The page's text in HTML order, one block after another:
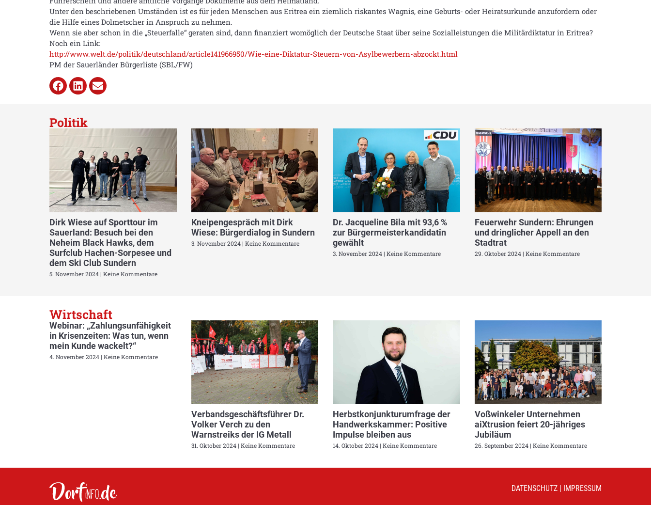
Unter den beschriebenen Umständen ist es für jeden Menschen aus Eritrea ein ziemlich riskantes Wagnis, eine Geburts- oder Heiratsurkunde anzufordern oder
die Hilfe eines Dolmetscher in Anspruch zu nehmen.
Wenn sie aber schon in die „Steuerfalle“ geraten sind, dann finanziert womöglich der Deutsche Staat über seine Sozialleistungen die Militärdiktatur in Eritrea?
Noch ein Link:
http://www.welt.de/politik/deutschland/article141966950/Wie-eine-Diktatur-Steuern-von-Asylbewerbern-abzockt.html
PM der Sauerländer Bürgerliste (SBL/FW)
Politik
Dirk Wiese auf Sporttour im
Sauerland: Besuch bei den
Neheim Black Hawks, dem
Surfclub Hachen-Sorpesee und
dem Ski Club Sundern
5. November 2024 Keine Kommentare
Kneipengespräch mit Dirk
Wiese: Bürgerdialog in Sundern
3. November 2024 Keine Kommentare
Dr. Jacqueline Bila mit 93,6 %
zur Bürgermeisterkandidatin
gewählt
3. November 2024 Keine Kommentare
Feuerwehr Sundern: Ehrungen
und dringlicher Appell an den
Stadtrat
29. Oktober 2024 Keine Kommentare
Wirtschaft
Webinar: „Zahlungsunfähigkeit
in Krisenzeiten: Was tun, wenn
mein Kunde wackelt?“
4. November 2024 Keine Kommentare
Verbandsgeschäftsführer Dr.
Volker Verch zu den
Warnstreiks der IG Metall
31. Oktober 2024 Keine Kommentare
Herbstkonjunkturumfrage der
Handwerkskammer: Positive
Impulse bleiben aus
14. Oktober 2024 Keine Kommentare
Voßwinkeler Unternehmen
aiXtrusion feiert 20-jähriges
Jubiläum
26. September 2024 Keine Kommentare
DATENSCHUTZ | IMPRESSUM